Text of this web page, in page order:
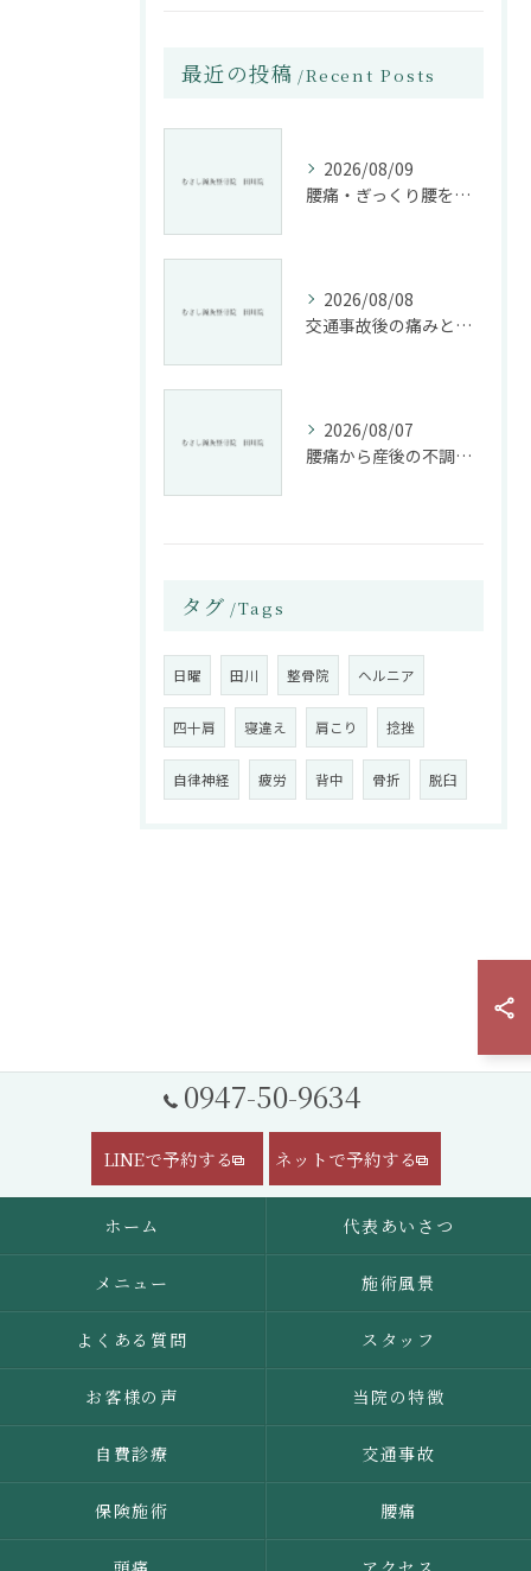
最近の投稿 Recent Posts
2026/08/09
腰痛・ぎっくり腰を根本改善する施術法とは
2026/08/08
交通事故後の痛みと姿勢改善に特化した整骨院の役割
2026/08/07
腰痛から産後の不調まで整骨院で根本改善する方法
タグ Tags
日曜 田川 整骨院 ヘルニア
四十肩 寝違え 肩こり 捻挫
自律神経 疲労 背中 骨折 脱臼
0947-50-9634
LINEで予約する ネットで予約する
ホーム 代表あいさつ
メニュー 施術風景
よくある質問 スタッフ
お客様の声 当院の特徴
自費診療 交通事故
保険施術 腰痛